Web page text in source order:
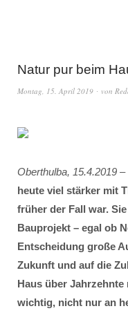
Natur pur beim
Montag, 15. April 2019 von
Oberthulba, 15.4.2019 –
heute viel stärker mit
früher der Fall war.
Bauprojekt – egal ob
Entscheidung große
Zukunft und auf die
Haus über
wichtig, nicht nur an